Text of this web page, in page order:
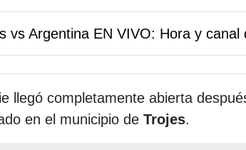
vs Argentina EN VIVO: Hora y
llegó completamente abierta
en el municipio de Trojes.